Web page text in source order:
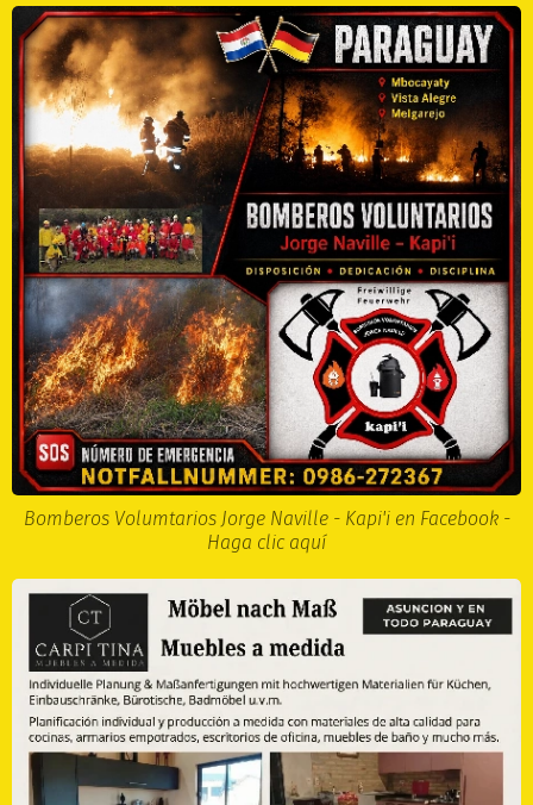
Bomberos Volumtarios Jorge Naville - Kapi'i en Facebook -
Haga clic aquí